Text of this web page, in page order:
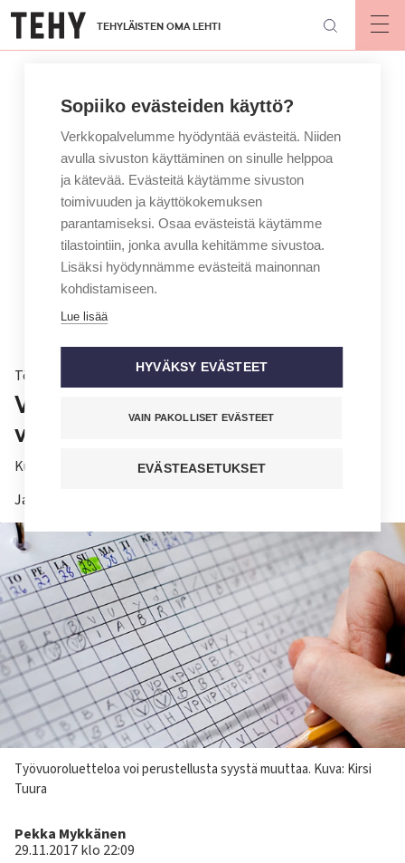
Hyppää
pääsisältöön
TEHYLÄISTEN OMA LEHTI
Töissä
Voiko esimies muuttaa
vapaapäiviä yllättäen?
Kuuntele juttu
Jaa sivu
Kuvateksti
Työvuoroluetteloa voi perustellusta syystä muuttaa. Kuva: Kirsi
Tuura
Kirjoittaja
Pekka Mykkänen
29.11.2017 klo 22:09
Sopiiko evästeiden käyttö?
Verkkopalvelumme hyödyntää evästeitä. Niiden
avulla sivuston käyttäminen on sinulle helppoa
ja kätevää. Evästeitä käytämme sivuston
toimivuuden ja käyttökokemuksen
parantamiseksi. Osaa evästeistä käytämme
tilastointiin, jonka avulla kehitämme sivustoa.
Lisäksi hyödynnämme evästeitä mainonnan
kohdistamiseen.
Lue lisää
HYVÄKSY EVÄSTEET
VAIN PAKOLLISET EVÄSTEET
EVÄSTEASETUKSET